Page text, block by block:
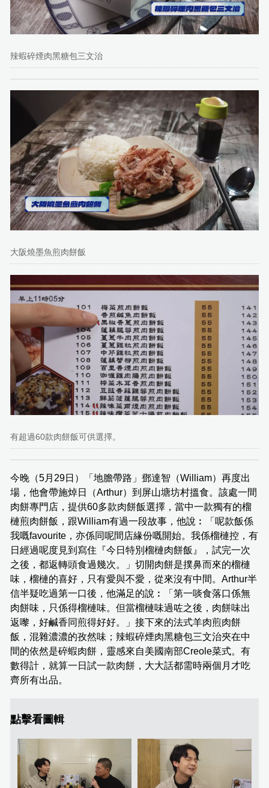
辣蝦碎煙肉黑糖包三文治
大阪燒墨魚煎肉餅飯
有超過60款肉餅飯可供選擇。
今晚（5月29日）「地膽帶路」鄧達智（William）再度出
場，他會帶施焯日（Arthur）到屏山塘坊村搵食。該處一間
肉餅專門店，提供60多款肉餅飯選擇，當中一款獨有的榴
槤煎肉餅飯，跟William有過一段故事，他說︰「呢款飯係
我嘅favourite，亦係同呢間店緣份嘅開始。我係榴槤控，有
日經過呢度見到寫住『今日特別榴槤肉餅飯』，試完一次
之後，都返轉頭食過幾次。」切開肉餅是撲鼻而來的榴槤
味，榴槤的喜好，只有愛與不愛，從來沒有中間。Arthur半
信半疑吃過第一口後，他滿足的說︰「第一啖食落口係無
肉餅味，只係得榴槤味。但當榴槤味過咗之後，肉餅味出
返嚟，好鹹香同煎得好好。」接下來的法式羊肉煎肉餅
飯，混雜濃濃的孜然味；辣蝦碎煙肉黑糖包三文治夾在中
間的依然是碎蝦肉餅，靈感來自美國南部Creole菜式。有
數得計，就算一日試一款肉餅，大大話都需時兩個月才吃
齊所有出品。
點擊看圖輯